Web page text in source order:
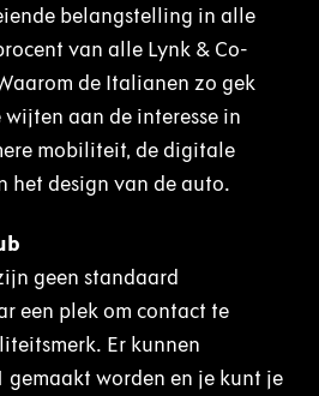
belangstelling in alle
van alle Lynk & Co-
de Italianen zo gek
aan de interesse in
mobiliteit, de digitale
het design van de auto.
geen standaard
een plek om contact te
Er kunnen
gemaakt worden en je kunt je